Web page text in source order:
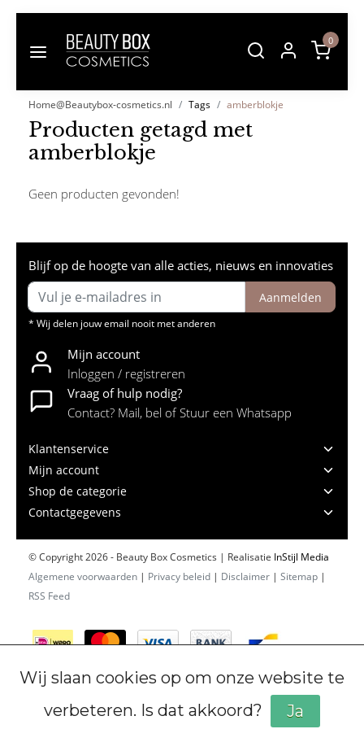
0
Home@Beautybox-cosmetics.nl Tags amberblokje
Producten getagd met
amberblokje
Geen producten gevonden!
Blijf op de hoogte van alle acties, nieuws en innovaties
Aanmelden
* Wij delen jouw email nooit met anderen
Mijn account
Inloggen / registreren
Vraag of hulp nodig?
Contact? Mail, bel of Stuur een Whatsapp
Klantenservice
Mijn account
Shop de categorie
Contactgegevens
© Copyright 2026 - Beauty Box Cosmetics | Realisatie InStijl Media
Algemene voorwaarden | Privacy beleid | Disclaimer | Sitemap |
RSS Feed
Wij slaan cookies op om onze website te
verbeteren. Is dat akkoord?
Ja